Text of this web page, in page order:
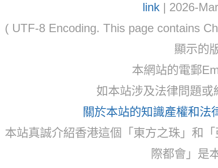
link| 2026-
( UTF-8 Encoding. This page contains
顯示的
本網站的電郵
如本站涉及法律問題
關於本站的知識產權和法
本站真誠介紹香港這個「東方之珠」和
際都會」是